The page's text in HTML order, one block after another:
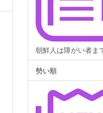
朝鮮人は障がい者ま
勢い順